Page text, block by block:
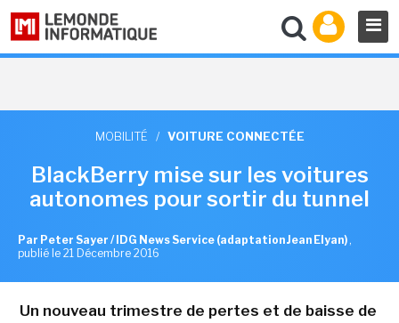
MOBILITÉ / VOITURE CONNECTÉE
BlackBerry mise sur les voitures
autonomes pour sortir du tunnel
Par Peter Sayer / IDG News Service (adaptation Jean Elyan) ,
publié le 21 Décembre 2016
Un nouveau trimestre de pertes et de baisse de